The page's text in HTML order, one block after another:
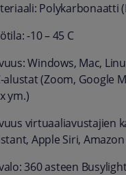
Polykarbonaatti
-10 – 45 C
Windows, Mac,
alustat (Zoom, Google
ym.)
virtuaaliavustajien
Apple Siri, Amazon
360 asteen